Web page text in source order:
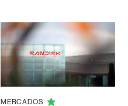
MERCADOS